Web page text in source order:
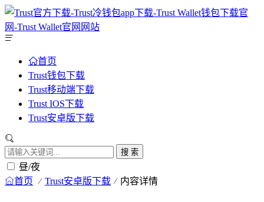
首页
Trust钱包下载
Trust移动端下载
Trust IOS下载
Trust安卓版下载
搜 索
昼/夜
首页 Trust安卓版下载 内容详情